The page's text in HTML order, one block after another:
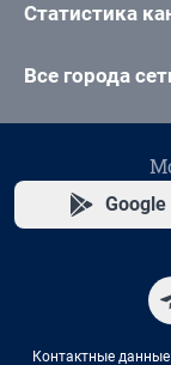
Статистика
Все города
Google
Контактные